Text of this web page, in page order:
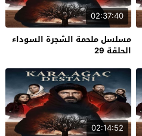
02:37:40
مسلسل ملحمة الشجرة السوداء
الحلقة 29
02:14:52